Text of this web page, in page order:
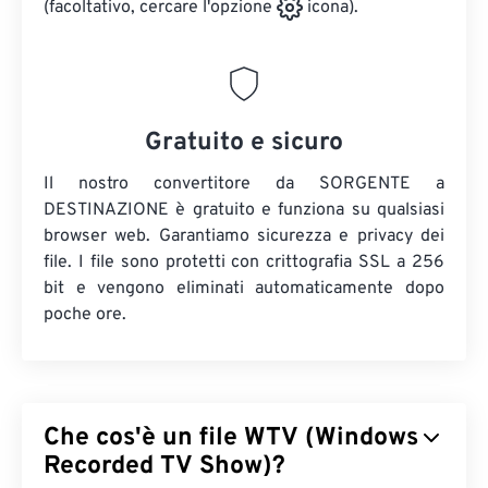
(facoltativo, cercare l'opzione icona).
Gratuito e sicuro
Il nostro convertitore da SORGENTE a
DESTINAZIONE è gratuito e funziona su qualsiasi
browser web. Garantiamo sicurezza e privacy dei
file. I file sono protetti con crittografia SSL a 256
bit e vengono eliminati automaticamente dopo
poche ore.
Che cos'è un file WTV (Windows
Recorded TV Show)?